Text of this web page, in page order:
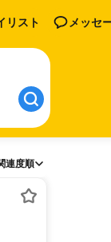
リスト メッセ
連度順